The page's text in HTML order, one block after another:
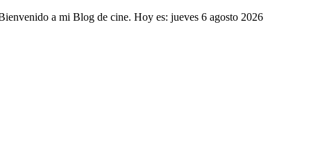
Saltar
a mi Blog de cine. Hoy es: jueves 6 agosto 2026